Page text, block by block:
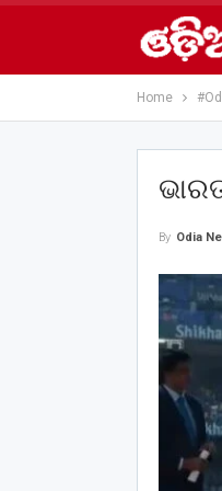
Home
By Odia